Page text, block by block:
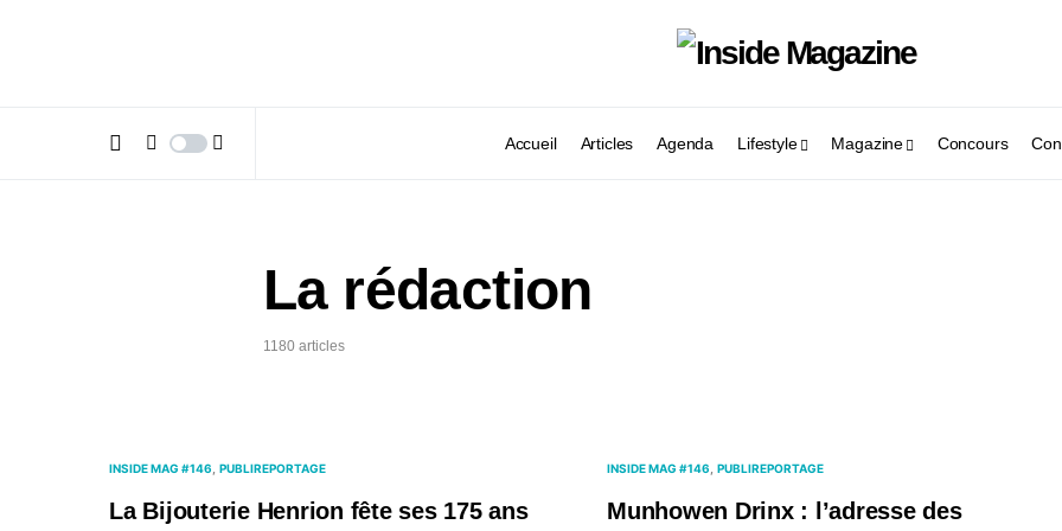
Accueil Articles Agenda Lifestyle Magazine Concours
La rédaction
1180 articles
INSIDE MAG #146 PUBLIREPORTAGE
La Bijouterie Henrion fête ses 175 ans
INSIDE MAG #146 PUBLIREPORTAGE
Munhowen Drinx : l’adresse des